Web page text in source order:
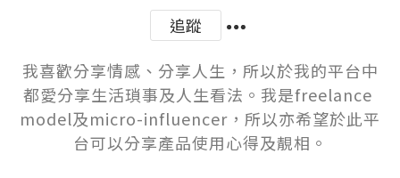
追蹤
我喜歡分享情感、分享人生，所以於我的平台中
都愛分享生活瑣事及人生看法。我是freelance
model及micro-influencer，所以亦希望於此平
台可以分享產品使用心得及靚相。